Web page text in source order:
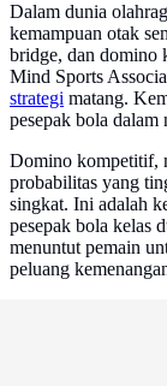
Dalam dunia
kemampuan otak
bridge, dan domino
Mind Sports
strategi matang.
pesepak bola dalam
Domino kompetitif,
probabilitas yang
singkat. Ini adalah
pesepak bola kelas
menuntut pemain
peluang